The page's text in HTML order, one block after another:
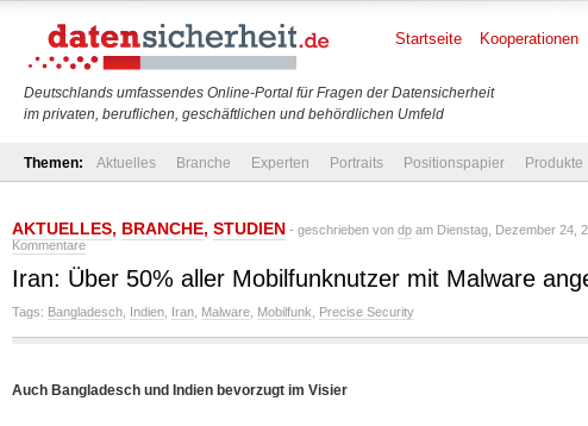
Deutschlands umfassendes Online-Portal für Fragen der Datensicherheit
im privaten, beruflichen, geschäftlichen und behördlichen Umfeld
Startseite Kooperationen
Themen: Aktuelles Branche Experten Portraits Positionspapier Produkte
AKTUELLES, BRANCHE, STUDIEN - geschrieben von dp am Dienstag, Dezember 24,
Kommentare
Iran: Über 50% aller Mobilfunknutzer mit Malware
Tags: Bangladesch Indien Iran Malware Mobilfunk Precise Security
Auch Bangladesch und Indien bevorzugt im Visier